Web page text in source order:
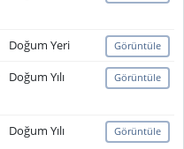
Doğum Yeri Görüntüle
Doğum Yılı Görüntüle
Doğum Yılı Görüntüle